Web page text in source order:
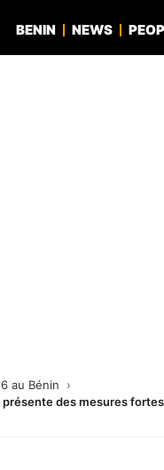
BENIN NEWS
au Bénin
des mesures